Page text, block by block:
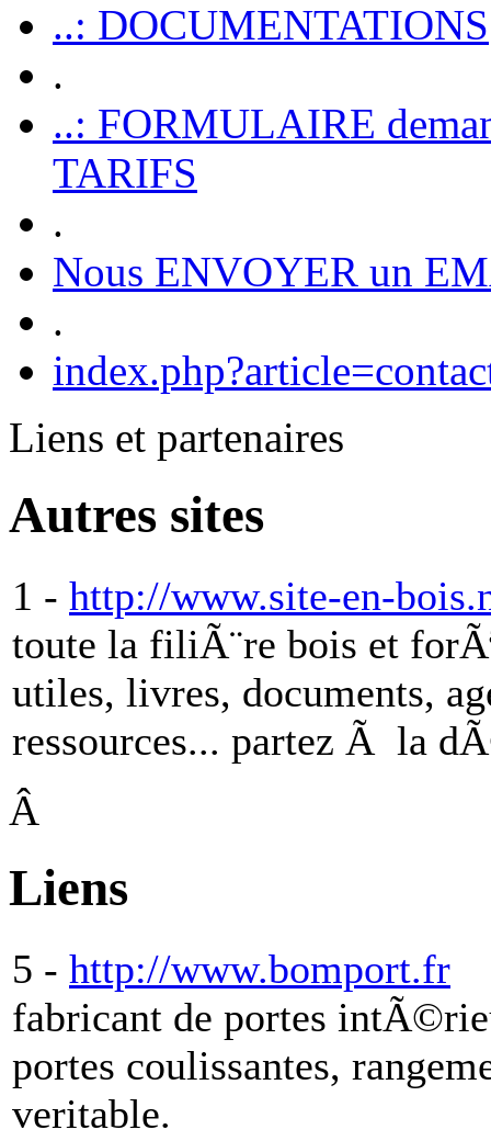
..: DOCUMENTATIONS
.
..: FORMULAIRE
TARIFS
.
Nous ENVOYER un
.
Liens et partenaires
Autres sites
1 - http://www.site-en-
toute la filiÃ¨re bois et
utiles, livres, documents,
ressources... partez Ã la
Â
Liens
5 - http://www.bomport.fr
fabricant de portes
portes coulissantes,
veritable.